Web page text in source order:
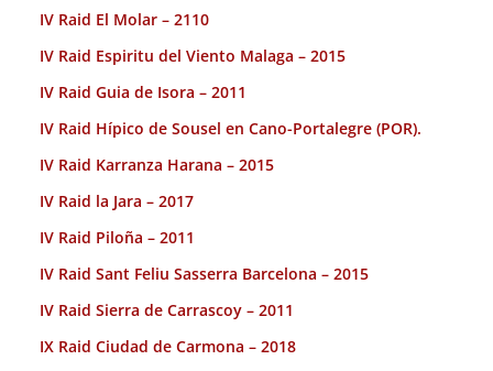
IV Raid El Molar – 2110
IV Raid Espiritu del Viento Malaga – 2015
IV Raid Guia de Isora – 2011
IV Raid Hípico de Sousel en Cano-Portalegre (POR).
IV Raid Karranza Harana – 2015
IV Raid la Jara – 2017
IV Raid Piloña – 2011
IV Raid Sant Feliu Sasserra Barcelona – 2015
IV Raid Sierra de Carrascoy – 2011
IX Raid Ciudad de Carmona – 2018